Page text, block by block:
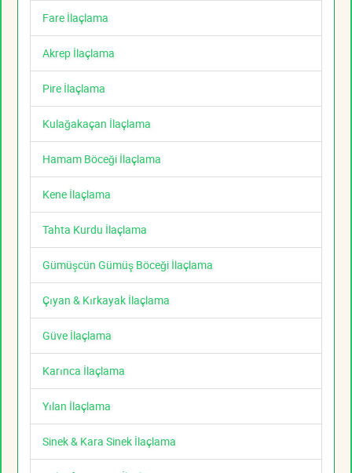
Fare İlaçlama
Akrep İlaçlama
Pire İlaçlama
Kulağakaçan İlaçlama
Hamam Böceği İlaçlama
Kene İlaçlama
Tahta Kurdu İlaçlama
Gümüşcün Gümüş Böceği İlaçlama
Çıyan & Kırkayak İlaçlama
Güve İlaçlama
Karınca İlaçlama
Yılan İlaçlama
Sinek & Kara Sinek İlaçlama